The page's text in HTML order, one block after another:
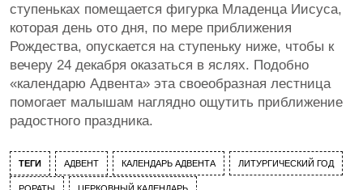
ступеньках помещается фигурка Младенца Иисуса,
которая день ото дня, по мере приближения
Рождества, опускается на ступеньку ниже, чтобы к
вечеру 24 декабря оказаться в яслях. Подобно
«календарю Адвента» эта своеобразная лестница
помогает малышам наглядно ощутить приближение
радостного праздника.
ТЕГИ АДВЕНТ КАЛЕНДАРЬ АДВЕНТА ЛИТУРГИЧЕСКИЙ ГОД